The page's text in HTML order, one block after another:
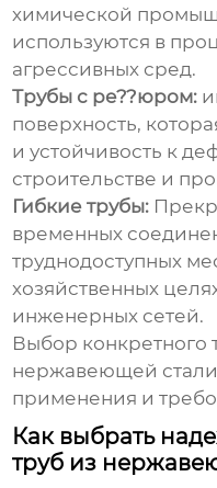
химической
используются в
агрессивных сред.
Трубы с ре??юром:
поверхность,
и устойчивость к
строительстве и
Гибкие трубы:
временных
труднодоступных
хозяйственных
инженерных сетей.
Выбор конкретного
нержавеющей стали
применения и
Как выбрать
труб из